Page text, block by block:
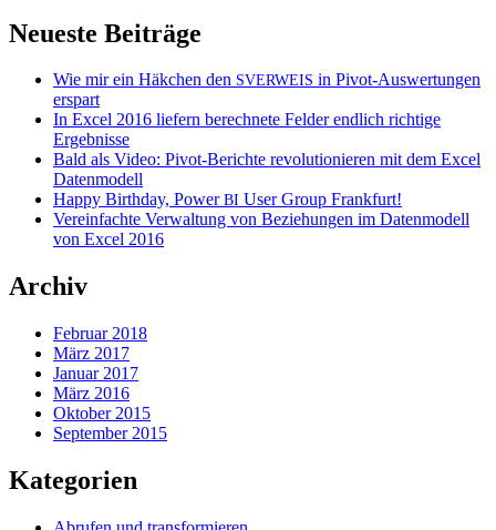
Neueste Beiträge
Wie mir ein Häkchen den SVERWEIS in Pivot-Auswertungen
erspart
In Excel 2016 liefern berechnete Felder endlich richtige
Ergebnisse
Bald als Video: Pivot-Berichte revolutionieren mit dem Excel
Datenmodell
Happy Birthday, PowerBI User Group Frankfurt!
Vereinfachte Verwaltung von Beziehungen im Datenmodell
von Excel 2016
Archiv
Februar 2018
März 2017
Januar 2017
März 2016
Oktober 2015
September 2015
Kategorien